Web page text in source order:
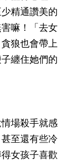
精通讚美的
嘛！「去女
狼也會帶上
纏住她們的
場殺手就感
至還有些冷
女孩子喜歡